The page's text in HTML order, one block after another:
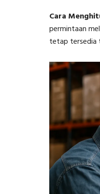
Cara
permintaan
tetap tersedia